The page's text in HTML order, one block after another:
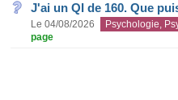
J'ai un QI de 160. Que
Le 04/08/2026 Psychologie,
page